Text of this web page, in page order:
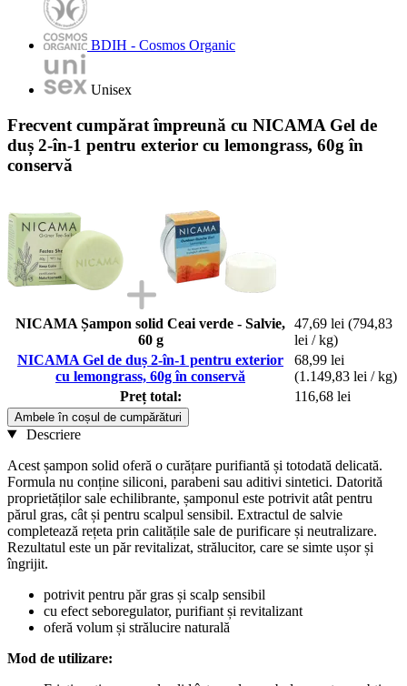
BDIH - Cosmos Organic
Unisex
Frecvent cumpărat împreună cu NICAMA Gel de
duș 2-în-1 pentru exterior cu lemongrass, 60g în
conservă
NICAMA Șampon solid Ceai verde - Salvie,
60 g
47,69 lei (794,83
lei / kg)
NICAMA Gel de duș 2-în-1 pentru exterior
cu lemongrass, 60g în conservă
68,99 lei
(1.149,83 lei / kg)
Preț total:
116,68 lei
Ambele în coșul de cumpărături
Descriere
Acest șampon solid oferă o curățare purifiantă și totodată delicată.
Formula nu conține siliconi, parabeni sau aditivi sintetici. Datorită
proprietăților sale echilibrante, șamponul este potrivit atât pentru
părul gras, cât și pentru scalpul sensibil. Extractul de salvie
completează rețeta prin calitățile sale de purificare și neutralizare.
Rezultatul este un păr revitalizat, strălucitor, care se simte ușor și
îngrijit.
potrivit pentru păr gras și scalp sensibil
cu efect seboregulator, purifiant și revitalizant
oferă volum și strălucire naturală
Mod de utilizare: